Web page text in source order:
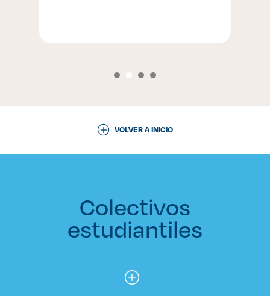
VOLVER A INICIO
Colectivos
estudiantiles